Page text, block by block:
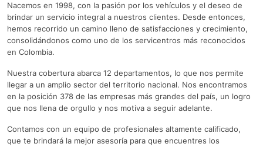
Nacemos en 1998, con la pasión por los vehículos y el deseo de
brindar un servicio integral a nuestros clientes. Desde entonces,
hemos recorrido un camino lleno de satisfacciones y crecimiento,
consolidándonos como uno de los servicentros más reconocidos
en Colombia.
Nuestra cobertura abarca 12 departamentos, lo que nos permite
llegar a un amplio sector del territorio nacional. Nos encontramos
en la posición 378 de las empresas más grandes del país, un logro
que nos llena de orgullo y nos motiva a seguir adelante.
Contamos con un equipo de profesionales altamente calificado,
que te brindará la mejor asesoría para que encuentres los